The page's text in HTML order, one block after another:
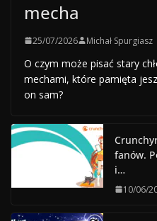
mecha
25/07/2026 Michał Spurgiasz
O czym może pisać stary
mechami, które pamięta
on sam?
fanów.
i…
10/06/